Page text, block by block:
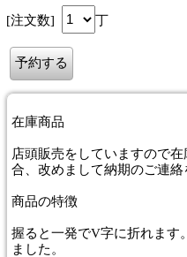
[注文数]
丁
在庫商品
店頭販売をしていますので
合、改めまして納期のご連絡
商品の特徴
握ると一発でV字に折れます
ました。